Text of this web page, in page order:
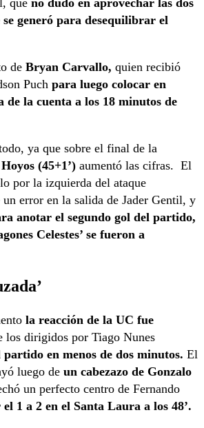
que no dudó en aprovechar las dos
generó para desequilibrar el
de Bryan Carvallo, quien recibió
Puch para luego colocar en
de la cuenta a los 18 minutos de
ya que sobre el final de la
(45+1’) aumentó las cifras. El
por la izquierda del ataque
error en la salida de Jader Gentil, y
anotar el segundo gol del partido,
Celestes’ se fueron a
la reacción de la UC fue
los dirigidos por Tiago Nunes
en menos de dos minutos. El
luego de un cabezazo de Gonzalo
un perfecto centro de Fernando
1 a 2 en el Santa Laura a los 48’.